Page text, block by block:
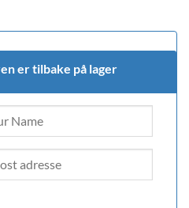
er tilbake på lager